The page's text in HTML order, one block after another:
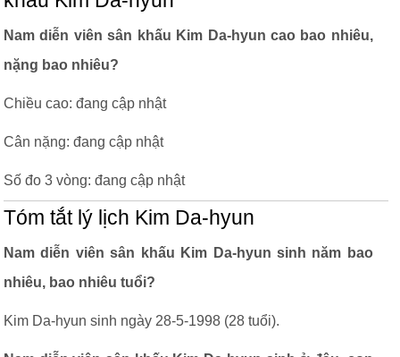
Nam diễn viên sân khấu Kim Da-hyun cao bao nhiêu,
nặng bao nhiêu?
Chiều cao: đang cập nhật
Cân nặng: đang cập nhật
Số đo 3 vòng: đang cập nhật
Tóm tắt lý lịch Kim Da-hyun
Nam diễn viên sân khấu Kim Da-hyun sinh năm bao
nhiêu, bao nhiêu tuổi?
Kim Da-hyun sinh ngày 28-5-1998 (28 tuổi).